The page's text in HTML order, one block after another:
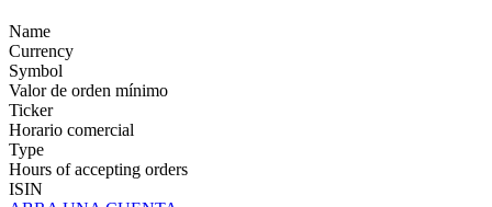
Name
Currency
Symbol
Valor de orden mínimo
Ticker
Horario comercial
Type
Hours of accepting orders
ISIN